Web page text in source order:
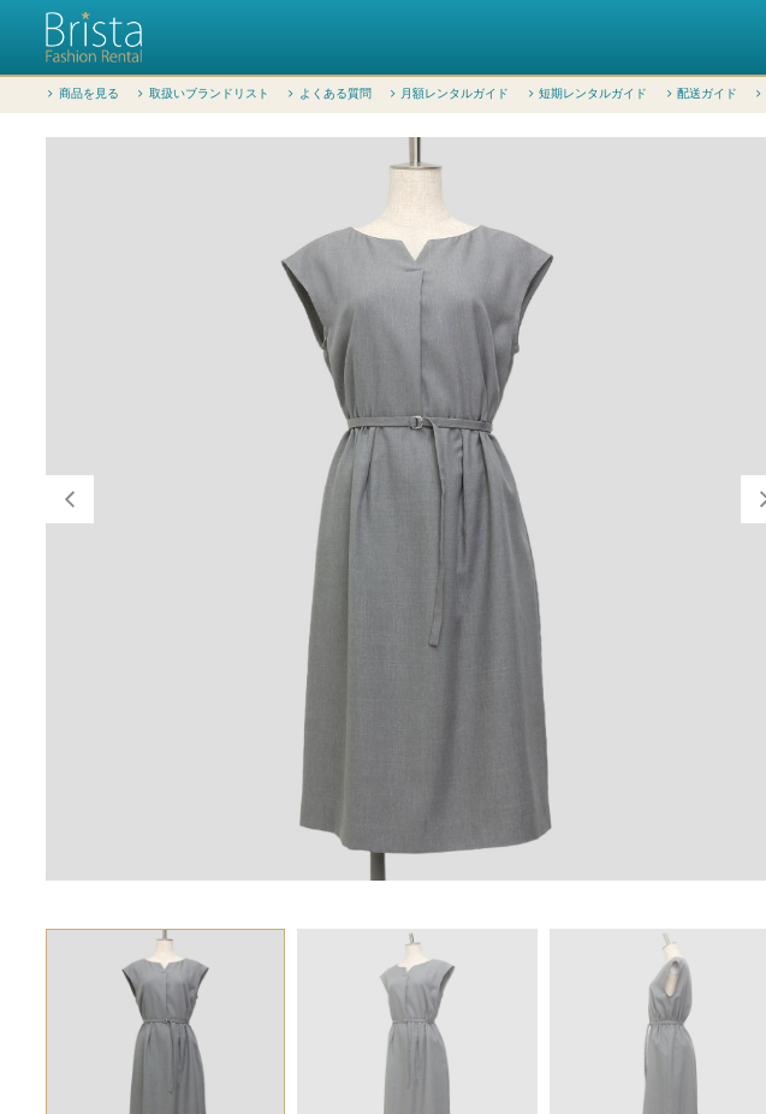
商品を見る 取扱いブランドリスト よくある質問 月額レンタルガイド 短期レンタルガイド 配送ガイド